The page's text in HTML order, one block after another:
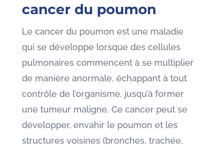
cancer du poumon
Le cancer du poumon est une maladie
qui se développe lorsque des cellules
pulmonaires commencent à se multiplier
de manière anormale, échappant à tout
contrôle de l’organisme, jusqu’à former
une tumeur maligne. Ce cancer peut se
développer, envahir le poumon et les
structures voisines (bronches, trachée,